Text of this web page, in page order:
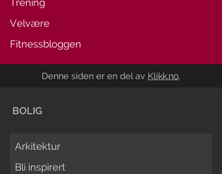
Trening
Velvære
Fitnessbloggen
Denne siden er en del av Klikk.no.
BOLIG
Arkitektur
Bli inspirert